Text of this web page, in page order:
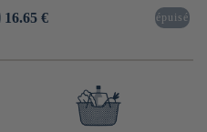
Precio
16.65 € épuisé